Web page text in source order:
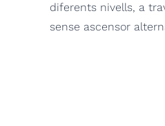
diferents nivells, a
sense ascensor